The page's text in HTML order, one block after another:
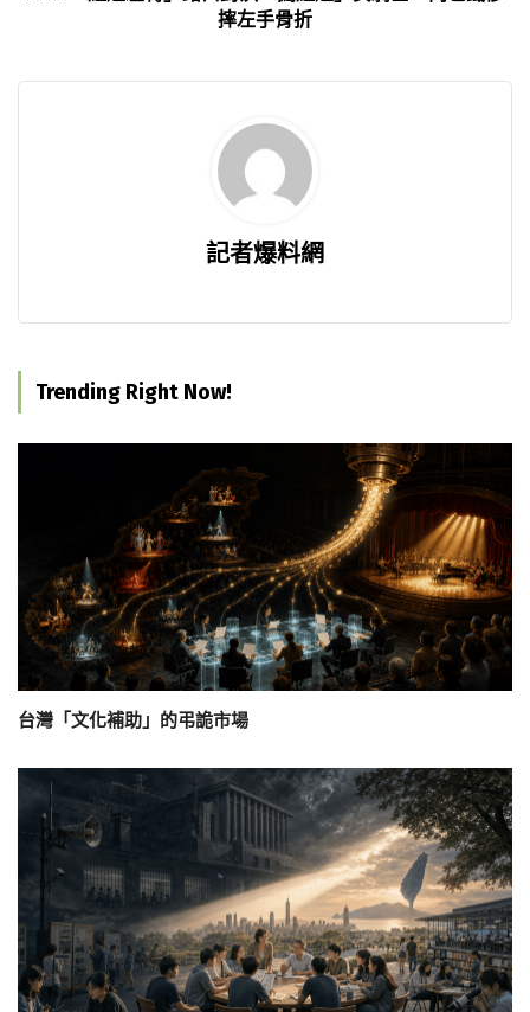
摔左手骨折
記者爆料網
Trending Right Now!
台灣「文化補助」的弔詭市場